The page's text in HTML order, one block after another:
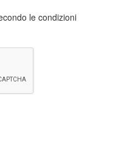
le condizioni